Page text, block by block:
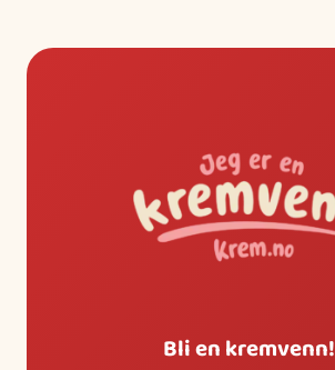
Bli en kremvenn!